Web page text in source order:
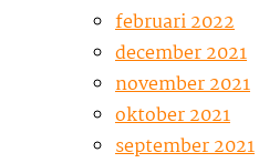
februari 2022
december 2021
november 2021
oktober 2021
september 2021